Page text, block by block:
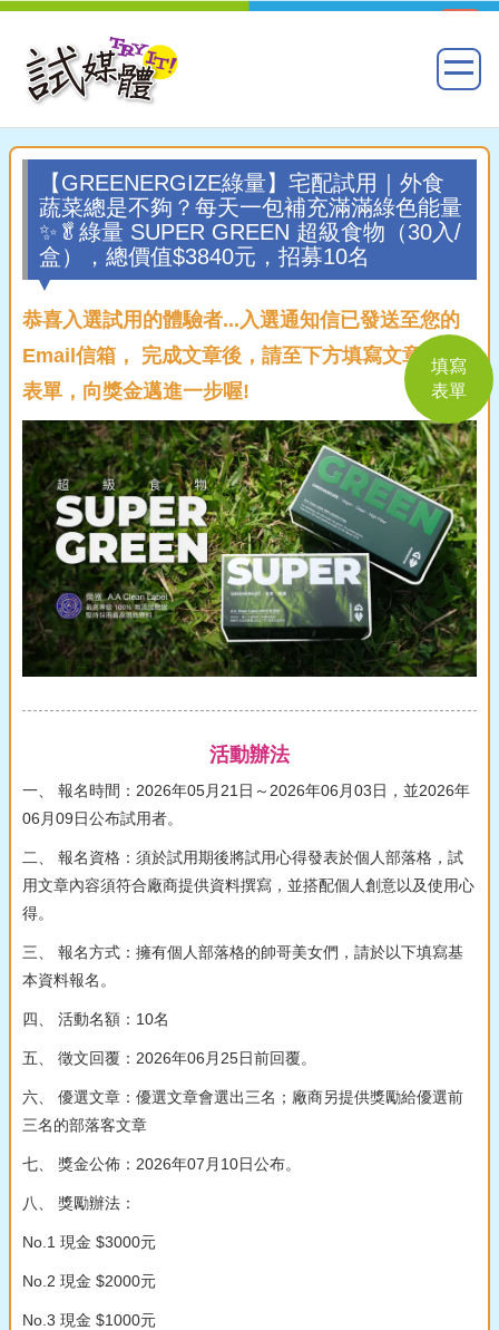
【GREENERGIZE綠量】宅配試用｜外食
蔬菜總是不夠？每天一包補充滿滿綠色能量
✨🥬綠量 SUPER GREEN 超級食物（30入/
盒），總價值$3840元，招募10名
恭喜入選試用的體驗者...入選通知信已發送至您的
Email信箱， 完成文章後，請至下方填寫文章回覆
表單，向獎金邁進一步喔!
活動辦法
一、 報名時間：2026年05月21日～2026年06月03日，並2026年
06月09日公布試用者。
二、 報名資格：須於試用期後將試用心得發表於個人部落格，試
用文章內容須符合廠商提供資料撰寫，並搭配個人創意以及使用心
得。
三、 報名方式：擁有個人部落格的帥哥美女們，請於以下填寫基
本資料報名。
四、 活動名額：10名
五、 徵文回覆：2026年06月25日前回覆。
六、 優選文章：優選文章會選出三名；廠商另提供獎勵給優選前
三名的部落客文章
七、 獎金公佈：2026年07月10日公布。
八、 獎勵辦法：
No.1 現金 $3000元
No.2 現金 $2000元
No.3 現金 $1000元
填寫
表單